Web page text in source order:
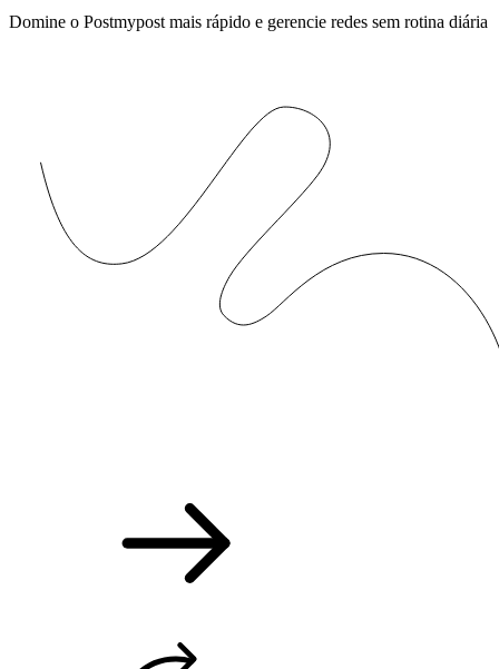
Domine o Postmypost mais rápido e gerencie redes sem rotina diária